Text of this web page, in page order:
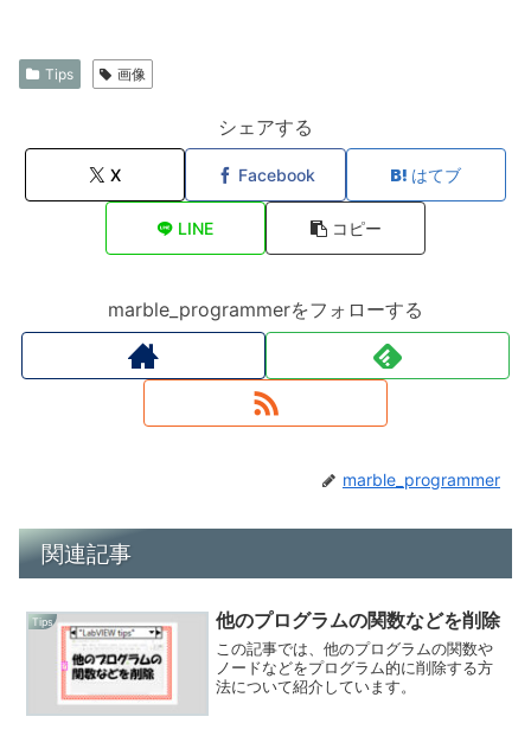
Tips 画像
シェアする
X Facebook はてブ
LINE コピー
marble_programmerをフォローする
marble_programmer
関連記事
Tips 他のプログラムの関数などを削除
この記事では、他のプログラムの関数や
ノードなどをプログラム的に削除する方
法について紹介しています。